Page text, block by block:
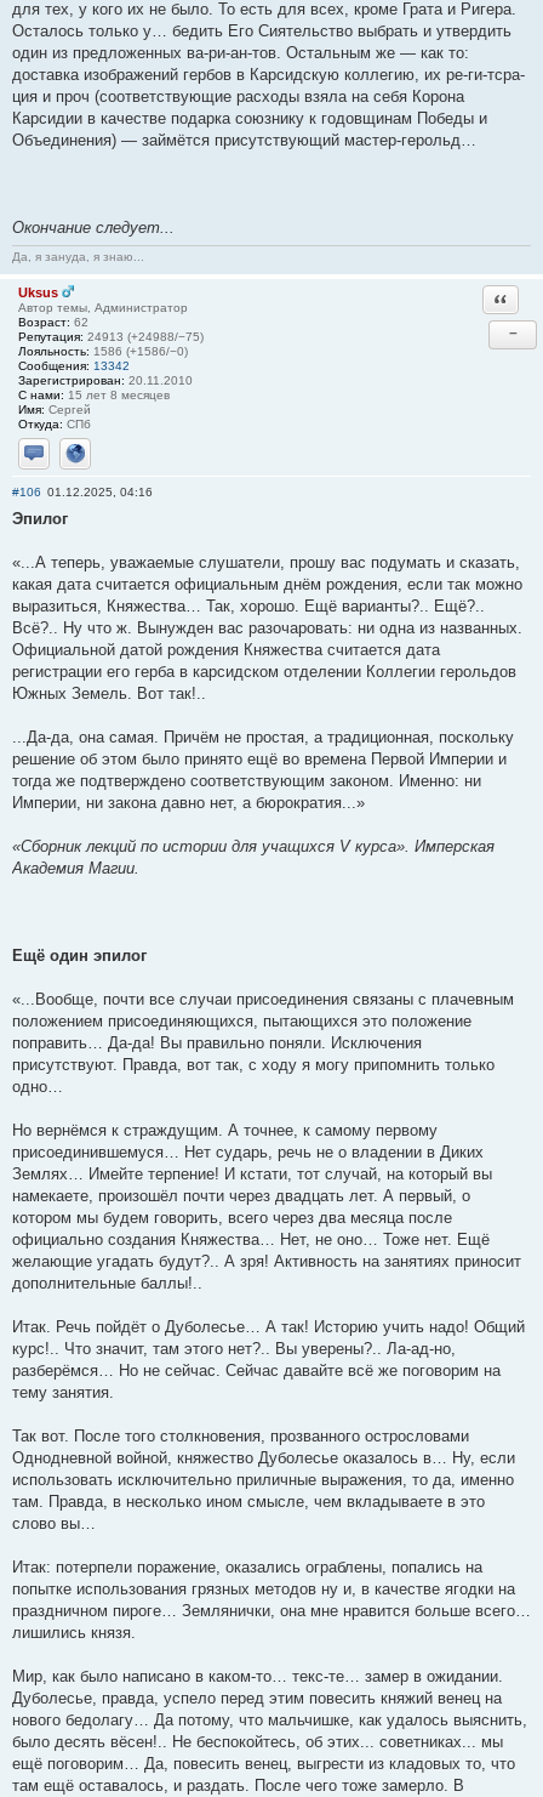
для тех, у кого их не было. То есть для всех, кроме Грата и Ригера.
Осталось только у… бедить Его Сиятельство выбрать и утвердить
один из предложенных ва-ри-ан-тов. Остальным же — как то:
доставка изображений гербов в Карсидскую коллегию, их ре-ги-тсра-
ция и проч (соответствующие расходы взяла на себя Корона
Карсидии в качестве подарка союзнику к годовщинам Победы и
Объединения) — займётся присутствующий мастер-герольд…
Окончание следует...
Да, я зануда, я знаю...
Uksus
Автор темы, Администратор
Возраст: 62
Репутация: 24913 (+24988/−75)
Лояльность: 1586 (+1586/−0)
Сообщения: 13342
Зарегистрирован: 20.11.2010
С нами: 15 лет 8 месяцев
Имя: Сергей
Откуда: СПб
Отправить личное сообщение
Сайт
−
#106 01.12.2025, 04:16
Эпилог
«...А теперь, уважаемые слушатели, прошу вас подумать и сказать,
какая дата считается официальным днём рождения, если так можно
выразиться, Княжества… Так, хорошо. Ещё варианты?.. Ещё?..
Всё?.. Ну что ж. Вынужден вас разочаровать: ни одна из названных.
Официальной датой рождения Княжества считается дата
регистрации его герба в карсидском отделении Коллегии герольдов
Южных Земель. Вот так!..
...Да-да, она самая. Причём не простая, а традиционная, поскольку
решение об этом было принято ещё во времена Первой Империи и
тогда же подтверждено соответствующим законом. Именно: ни
Империи, ни закона давно нет, а бюрократия...»
«Сборник лекций по истории для учащихся V курса». Имперская
Академия Магии.
Ещё один эпилог
«...Вообще, почти все случаи присоединения связаны с плачевным
положением присоединяющихся, пытающихся это положение
поправить… Да-да! Вы правильно поняли. Исключения
присутствуют. Правда, вот так, с ходу я могу припомнить только
одно…
Но вернёмся к страждущим. А точнее, к самому первому
присоединившемуся… Нет сударь, речь не о владении в Диких
Землях… Имейте терпение! И кстати, тот случай, на который вы
намекаете, произошёл почти через двадцать лет. А первый, о
котором мы будем говорить, всего через два месяца после
официально создания Княжества… Нет, не оно… Тоже нет. Ещё
желающие угадать будут?.. А зря! Активность на занятиях приносит
дополнительные баллы!..
Итак. Речь пойдёт о Дуболесье… А так! Историю учить надо! Общий
курс!.. Что значит, там этого нет?.. Вы уверены?.. Ла-ад-но,
разберёмся… Но не сейчас. Сейчас давайте всё же поговорим на
тему занятия.
Так вот. После того столкновения, прозванного острословами
Однодневной войной, княжество Дуболесье оказалось в… Ну, если
использовать исключительно приличные выражения, то да, именно
там. Правда, в несколько ином смысле, чем вкладываете в это
слово вы…
Итак: потерпели поражение, оказались ограблены, попались на
попытке использования грязных методов ну и, в качестве ягодки на
праздничном пироге… Землянички, она мне нравится больше всего…
лишились князя.
Мир, как было написано в каком-то… текс-те… замер в ожидании.
Дуболесье, правда, успело перед этим повесить княжий венец на
нового бедолагу… Да потому, что мальчишке, как удалось выяснить,
было десять вёсен!.. Не беспокойтесь, об этих... советниках... мы
ещё поговорим… Да, повесить венец, выгрести из кладовых то, что
там ещё оставалось, и раздать. После чего тоже замерло. В